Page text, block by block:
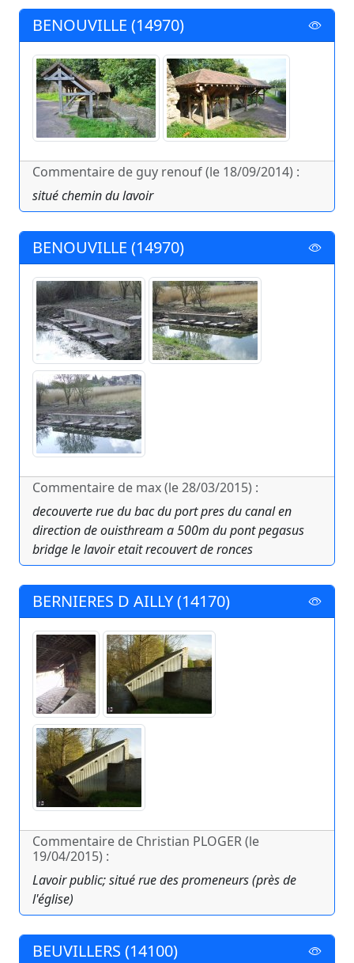
BENOUVILLE (14970)
Commentaire de guy renouf (le 18/09/2014) :
situé chemin du lavoir
BENOUVILLE (14970)
Commentaire de max (le 28/03/2015) :
decouverte rue du bac du port pres du canal en
direction de ouisthream a 500m du pont pegasus
bridge le lavoir etait recouvert de ronces
BERNIERES D AILLY (14170)
Commentaire de Christian PLOGER (le
19/04/2015) :
Lavoir public; situé rue des promeneurs (près de
l'église)
BEUVILLERS (14100)